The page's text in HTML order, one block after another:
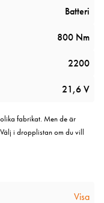
Batteri
800 Nm
2200
21,6 V
fabrikat. Men de är
i dropplistan om du vill
Visa